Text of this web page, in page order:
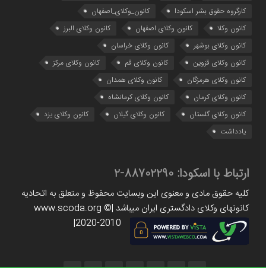
کارگروه حقوق بشر اسکودا
کانون_وکلای_اصفهان
کانون وکلا
کانون وکلای اصفهان
کانون وکلای البرز
کانون وکلای بوشهر
کانون وکلای خراسان
کانون وکلای قزوین
کانون وکلای قم
کانون وکلای مرکز
کانون وکلای هرمزگان
کانون وکلای همدان
کانون وکلای کرمان
کانون وکلای کرمانشاه
کانون وکلای گلستان
کانون وکلای گیلان
کانون وکلای یزد
یادداشت
ارتباط با اسکودا: 88702290-2
کلیه حقوق مادی و معنوی این وبسایت محفوظ و متعلق به اتحادیه
کانونهای وکلای دادگستری ایران میباشد |www.scoda.org ©
2020-2010|